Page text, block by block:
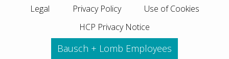
Legal Privacy Policy
Use of Cookies
HCP Privacy Notice
Bausch + Lomb Employees